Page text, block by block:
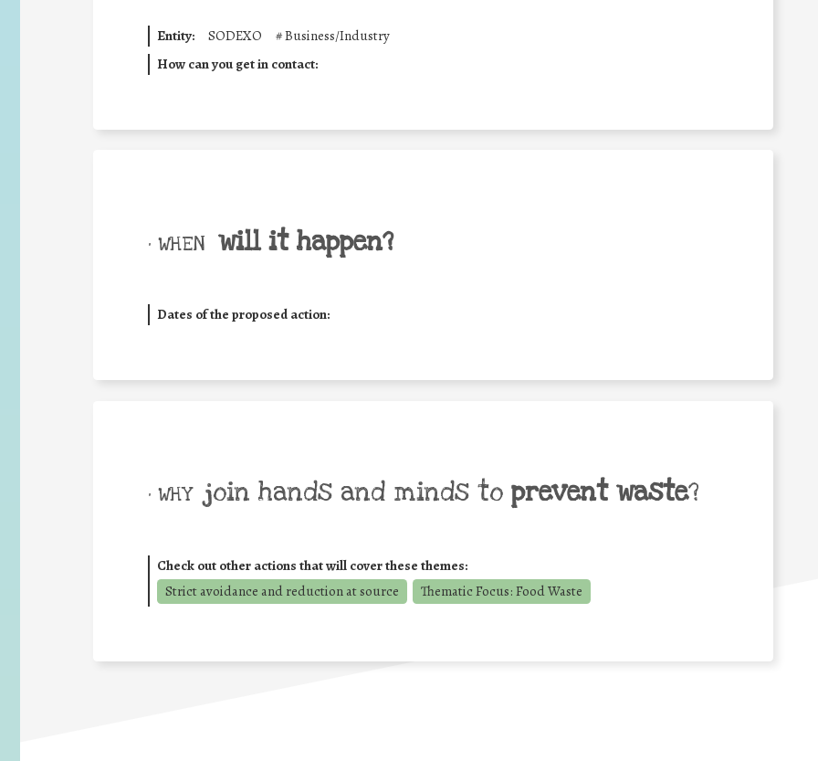
Entity: SODEXO #Business/Industry
How can you get in contact:
• WHEN will it happen?
Dates of the proposed action:
• WHY join hands and minds to prevent waste?
Check out other actions that will cover these themes:
Strict avoidance and reduction at source
Thematic Focus: Food Waste